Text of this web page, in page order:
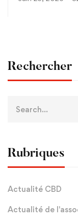
Rechercher
Rubriques
Actualité CBD
Actualité de